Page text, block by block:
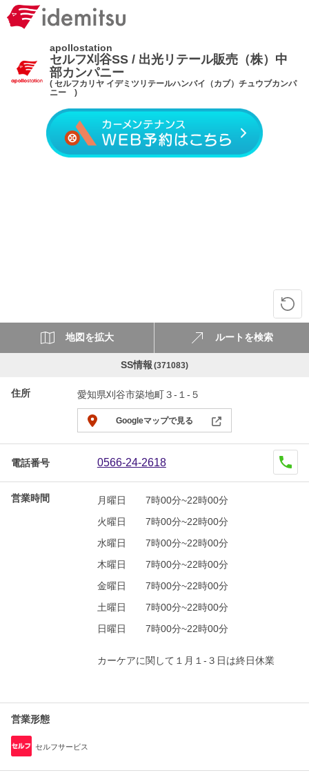
apollostation
セルフ刈谷SS / 出光リテール販売（株）中
部カンパニー
( セルフカリヤ イデミツリテールハンバイ（カブ）チュウブカンパ
ニー )
SS情報 (371083)
住所 愛知県刈谷市築地町３-１-５
Googleマップで見る
電話番号 0566-24-2618
営業時間 月曜日
7時00分~22時00分
火曜日
7時00分~22時00分
水曜日
7時00分~22時00分
木曜日
7時00分~22時00分
金曜日
7時00分~22時00分
土曜日
7時00分~22時00分
日曜日
7時00分~22時00分
カーケアに関して１月１-３日は終日休業
地図を拡大 ルートを検索
営業形態
セルフサービス